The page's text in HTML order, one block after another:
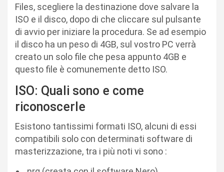
Files, scegliere la destinazione dove salvare la
ISO e il disco, dopo di che cliccare sul pulsante
di avvio per iniziare la procedura. Se ad esempio
il disco ha un peso di 4GB, sul vostro PC verrà
creato un solo file che pesa appunto 4GB e
questo file è comunemente detto ISO.
ISO: Quali sono e come
riconoscerle
Esistono tantissimi formati ISO, alcuni di essi
compatibili solo con determinati software di
masterizzazione, tra i più noti vi sono :